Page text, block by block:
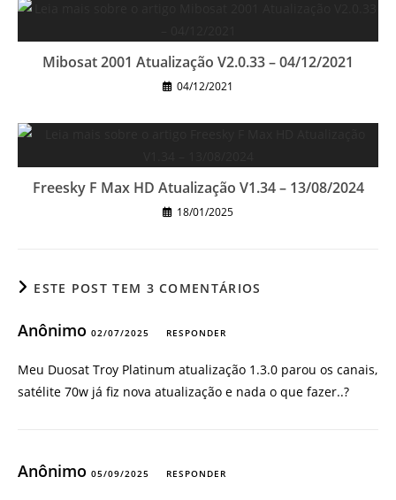
Mibosat 2001 Atualização V2.0.33 – 04/12/2021
04/12/2021
Freesky F Max HD Atualização V1.34 – 13/08/2024
18/01/2025
ESTE POST TEM 3 COMENTÁRIOS
Anônimo 02/07/2025 RESPONDER
Meu Duosat Troy Platinum atualização 1.3.0 parou os canais,
satélite 70w já fiz nova atualização e nada o que fazer..?
Anônimo 05/09/2025 RESPONDER